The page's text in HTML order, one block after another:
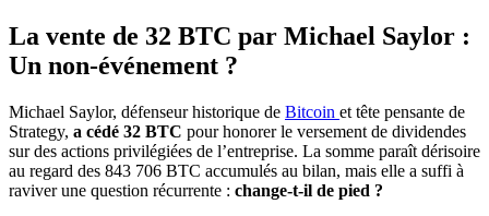
La vente de 32 BTC par Michael Saylor :
Un non-événement ?
Michael Saylor, défenseur historique de Bitcoin et tête pensante de
Strategy, a cédé 32 BTC pour honorer le versement de dividendes
sur des actions privilégiées de l’entreprise. La somme paraît dérisoire
au regard des 843 706 BTC accumulés au bilan, mais elle a suffi à
raviver une question récurrente : change-t-il de pied ?